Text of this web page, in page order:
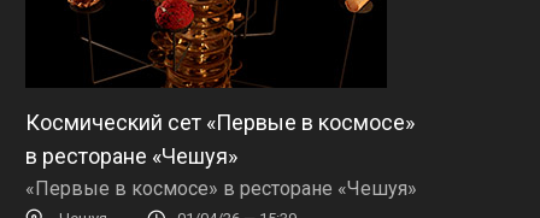
Космический сет «Первые в космосе»
в ресторане «Чешуя»
«Первые в космосе» в ресторане «Чешуя»